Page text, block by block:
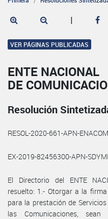
|
VER PÁGINAS PUBLICADAS
ENTE NACIONAL
DE
Resolución
RESOL-2020-661-APN-
EX-2019-82456300-APN-
El Directorio del ENTE
resuelto: 1.- Otorgar a la firma
para la prestación de
las Comunicaciones,